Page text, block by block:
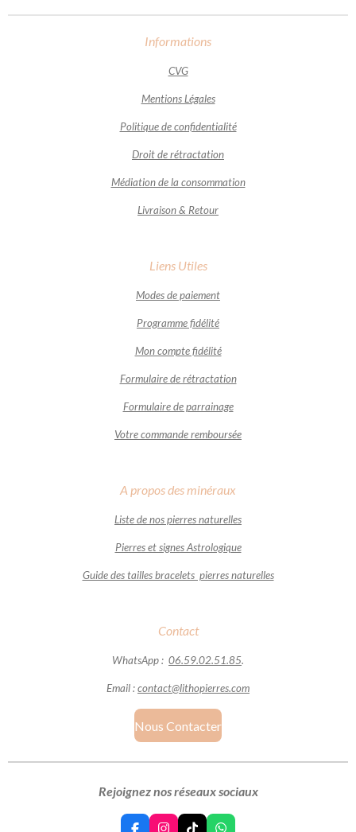
Informations
CVG
Mentions Légales
Politique de confidentialité
Droit de rétractation
Médiation de la consommation
Livraison & Retour
Liens Utiles
Modes de paiement
Programme fidélité
Mon compte fidélité
Formulaire de rétractation
Formulaire de parrainage
Votre commande remboursée
A propos des minéraux
Liste de nos pierres naturelles
Pierres et signes Astrologique
Guide des tailles bracelets pierres naturelles
Contact
WhatsApp : 06.59.02.51.85.
Email :contact@lithopierres.com
Nous Contacter
Rejoignez nos réseaux sociaux